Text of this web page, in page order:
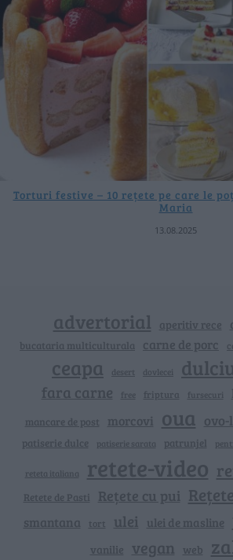
Torturi festive – 10 rețete pe care le
Maria
13.08.2025
advertorial aperitiv rece
bucataria multiculturala carne de porc
ceapa desert dovlecei
fara carne free friptura fursecuri
mancare de post morcovi oua
patiserie dulce patiserie sarata patrunjel
reteta italiana retete-video
Retete de Pasti Rețete cu pui
smantana tort ulei ulei de masline
vanilie vegan web